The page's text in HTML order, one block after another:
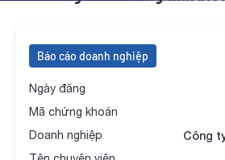
Báo cáo doanh nghiệp
Ngày đăng
Mã chứng khoán
Doanh nghiệp Công